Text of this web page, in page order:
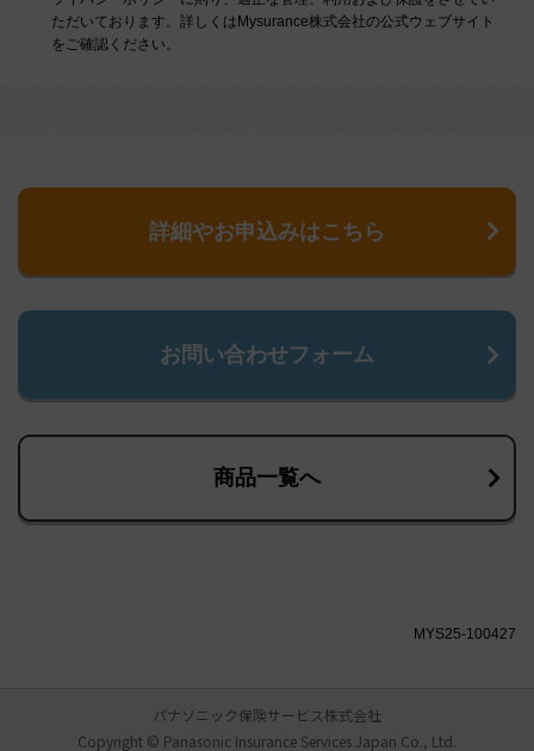
ただいております。詳しくはMysurance株式会社の公式ウェブサイト
をご確認ください。
詳細やお申込みはこちら
お問い合わせフォーム
商品一覧へ
MYS25-100427
パナソニック保険サービス株式会社
Copyright © Panasonic Insurance Services Japan Co., Ltd.